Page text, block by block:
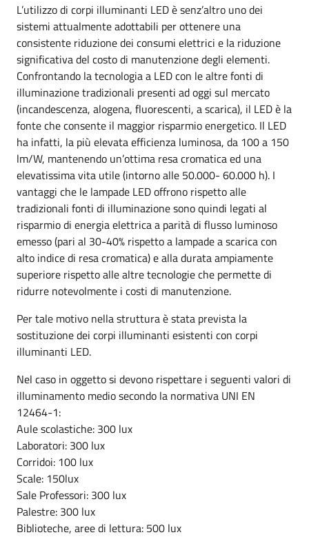
L’utilizzo di corpi illuminanti LED è senz’altro uno dei
sistemi attualmente adottabili per ottenere una
consistente riduzione dei consumi elettrici e la riduzione
significativa del costo di manutenzione degli elementi.
Confrontando la tecnologia a LED con le altre fonti di
illuminazione tradizionali presenti ad oggi sul mercato
(incandescenza, alogena, fluorescenti, a scarica), il LED è la
fonte che consente il maggior risparmio energetico. Il LED
ha infatti, la più elevata efficienza luminosa, da 100 a 150
lm/W, mantenendo un’ottima resa cromatica ed una
elevatissima vita utile (intorno alle 50.000- 60.000 h). I
vantaggi che le lampade LED offrono rispetto alle
tradizionali fonti di illuminazione sono quindi legati al
risparmio di energia elettrica a parità di flusso luminoso
emesso (pari al 30-40% rispetto a lampade a scarica con
alto indice di resa cromatica) e alla durata ampiamente
superiore rispetto alle altre tecnologie che permette di
ridurre notevolmente i costi di manutenzione.
Per tale motivo nella struttura è stata prevista la
sostituzione dei corpi illuminanti esistenti con corpi
illuminanti LED.
Nel caso in oggetto si devono rispettare i seguenti valori di
illuminamento medio secondo la normativa UNI EN
12464-1:
Aule scolastiche: 300 lux
Laboratori: 300 lux
Corridoi: 100 lux
Scale: 150lux
Sale Professori: 300 lux
Palestre: 300 lux
Biblioteche, aree di lettura: 500 lux